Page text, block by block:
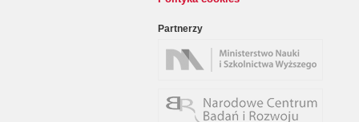
Partnerzy